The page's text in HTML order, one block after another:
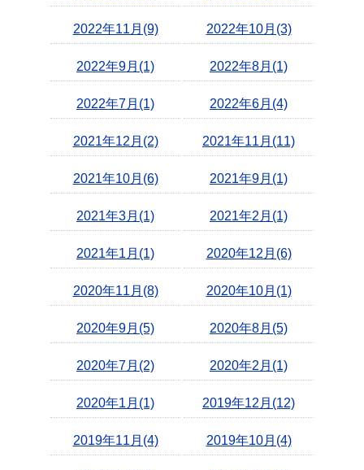
2022年11月(9) 2022年10月(3)
2022年9月(1) 2022年8月(1)
2022年7月(1) 2022年6月(4)
2021年12月(2) 2021年11月(11)
2021年10月(6) 2021年9月(1)
2021年3月(1) 2021年2月(1)
2021年1月(1) 2020年12月(6)
2020年11月(8) 2020年10月(1)
2020年9月(5) 2020年8月(5)
2020年7月(2) 2020年2月(1)
2020年1月(1) 2019年12月(12)
2019年11月(4) 2019年10月(4)